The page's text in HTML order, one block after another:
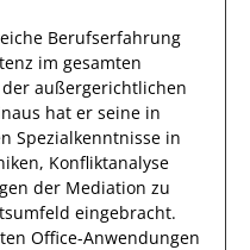
Berufserfahrung
im gesamten
außergerichtlichen
hat er seine in
Spezialkenntnisse in
Konfliktanalyse
der Mediation zu
eingebracht.
Office-Anwendungen